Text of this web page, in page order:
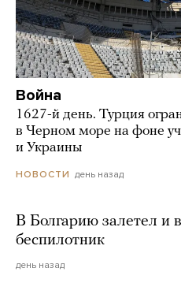
Война
1627-й день. Турция
в Черном море на фоне
и Украины
НОВОСТИ день назад
В Болгарию залетел и
беспилотник
день назад